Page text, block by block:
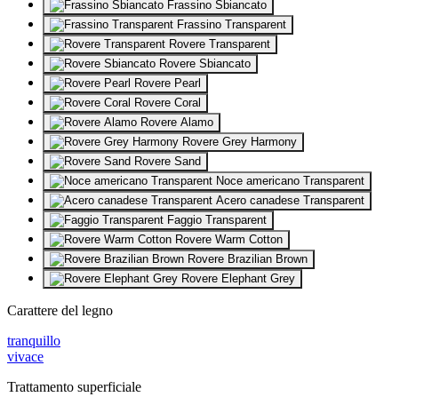
Frassino Sbiancato
Frassino Transparent
Rovere Transparent
Rovere Sbiancato
Rovere Pearl
Rovere Coral
Rovere Alamo
Rovere Grey Harmony
Rovere Sand
Noce americano Transparent
Acero canadese Transparent
Faggio Transparent
Rovere Warm Cotton
Rovere Brazilian Brown
Rovere Elephant Grey
Carattere del legno
tranquillo
vivace
Trattamento superficiale